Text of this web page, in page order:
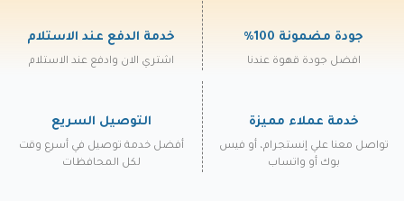
جودة مضمونة 100%
افضل جودة قهوة عندنا
خدمة الدفع عند الاستلام
اشتري الان وادفع عند الاستلام
خدمة عملاء مميزة
تواصل معنا علي إنستجرام، أو فيس
بوك أو واتساب
التوصيل السريع
أفضل خدمة توصيل في أسرع وقت
لكل المحافظات